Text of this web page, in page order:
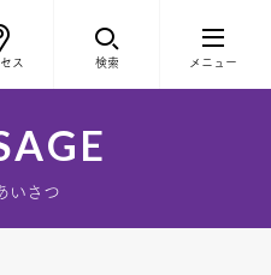
ス 検索 メニュー
いさつ